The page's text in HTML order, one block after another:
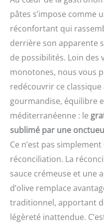
pâtes s’impose comme
réconfortant qui
derrière son apparente
de possibilités. Loin
monotones, nous vous
redécouvrir ce
gourmandise, équilibre
méditerranéenne : le
sublimé par une
Ce n’est pas
réconciliation. La
sauce crémeuse et une
d’olive remplace
traditionnel, apportant
légèreté inattendue.